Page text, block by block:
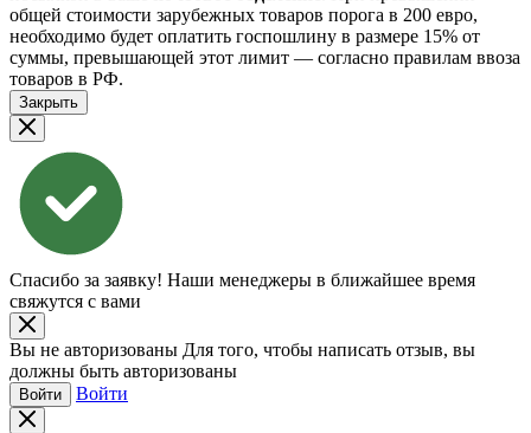
общей стоимости зарубежных товаров порога в 200 евро,
необходимо будет оплатить госпошлину в размере 15% от
суммы, превышающей этот лимит — согласно правилам ввоза
товаров в РФ.
Закрыть
Спасибо за заявку! Наши менеджеры в ближайшее время
свяжутся с вами
Вы не авторизованы Для того, чтобы написать отзыв, вы
должны быть авторизованы
Войти Войти